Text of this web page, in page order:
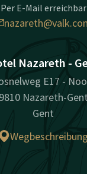
Per E-Mail erreichbar
Nazareth -
E17 -
9810 Nazareth-
Gent
Wegbeschreibung